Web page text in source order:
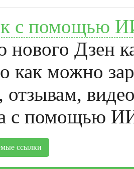
с помощью
Дзен
как можно
отзывам,
с помощью
ссылки